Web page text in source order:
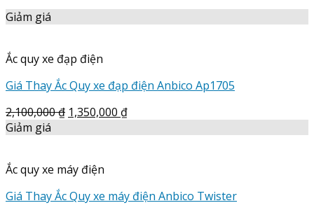
Giảm giá
Ắc quy xe đạp điện
Giá Thay Ắc Quy xe đạp điện Anbico Ap1705
2,100,000₫ 1,350,000 ₫
Giảm giá
Ắc quy xe máy điện
Giá Thay Ắc Quy xe máy điện Anbico Twister